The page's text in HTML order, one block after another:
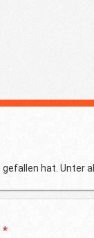
hat. Unter
*